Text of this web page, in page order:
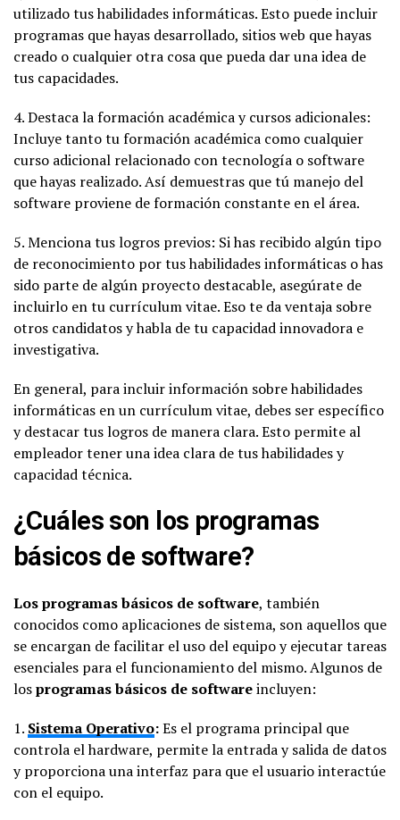
utilizado tus habilidades informáticas. Esto puede incluir
programas que hayas desarrollado, sitios web que hayas
creado o cualquier otra cosa que pueda dar una idea de
tus capacidades.
4. Destaca la formación académica y cursos adicionales:
Incluye tanto tu formación académica como cualquier
curso adicional relacionado con tecnología o software
que hayas realizado. Así demuestras que tú manejo del
software proviene de formación constante en el área.
5. Menciona tus logros previos: Si has recibido algún tipo
de reconocimiento por tus habilidades informáticas o has
sido parte de algún proyecto destacable, asegúrate de
incluirlo en tu currículum vitae. Eso te da ventaja sobre
otros candidatos y habla de tu capacidad innovadora e
investigativa.
En general, para incluir información sobre habilidades
informáticas en un currículum vitae, debes ser específico
y destacar tus logros de manera clara. Esto permite al
empleador tener una idea clara de tus habilidades y
capacidad técnica.
¿Cuáles son los programas
básicos de software?
Los programas básicos de software, también
conocidos como aplicaciones de sistema, son aquellos que
se encargan de facilitar el uso del equipo y ejecutar tareas
esenciales para el funcionamiento del mismo. Algunos de
losprogramas básicos de softwareincluyen:
1. Sistema Operativo:Es el programa principal que
controla el hardware, permite la entrada y salida de datos
y proporciona una interfaz para que el usuario interactúe
con el equipo.